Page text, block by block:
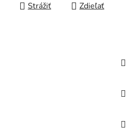
Strážiť Zdieľať